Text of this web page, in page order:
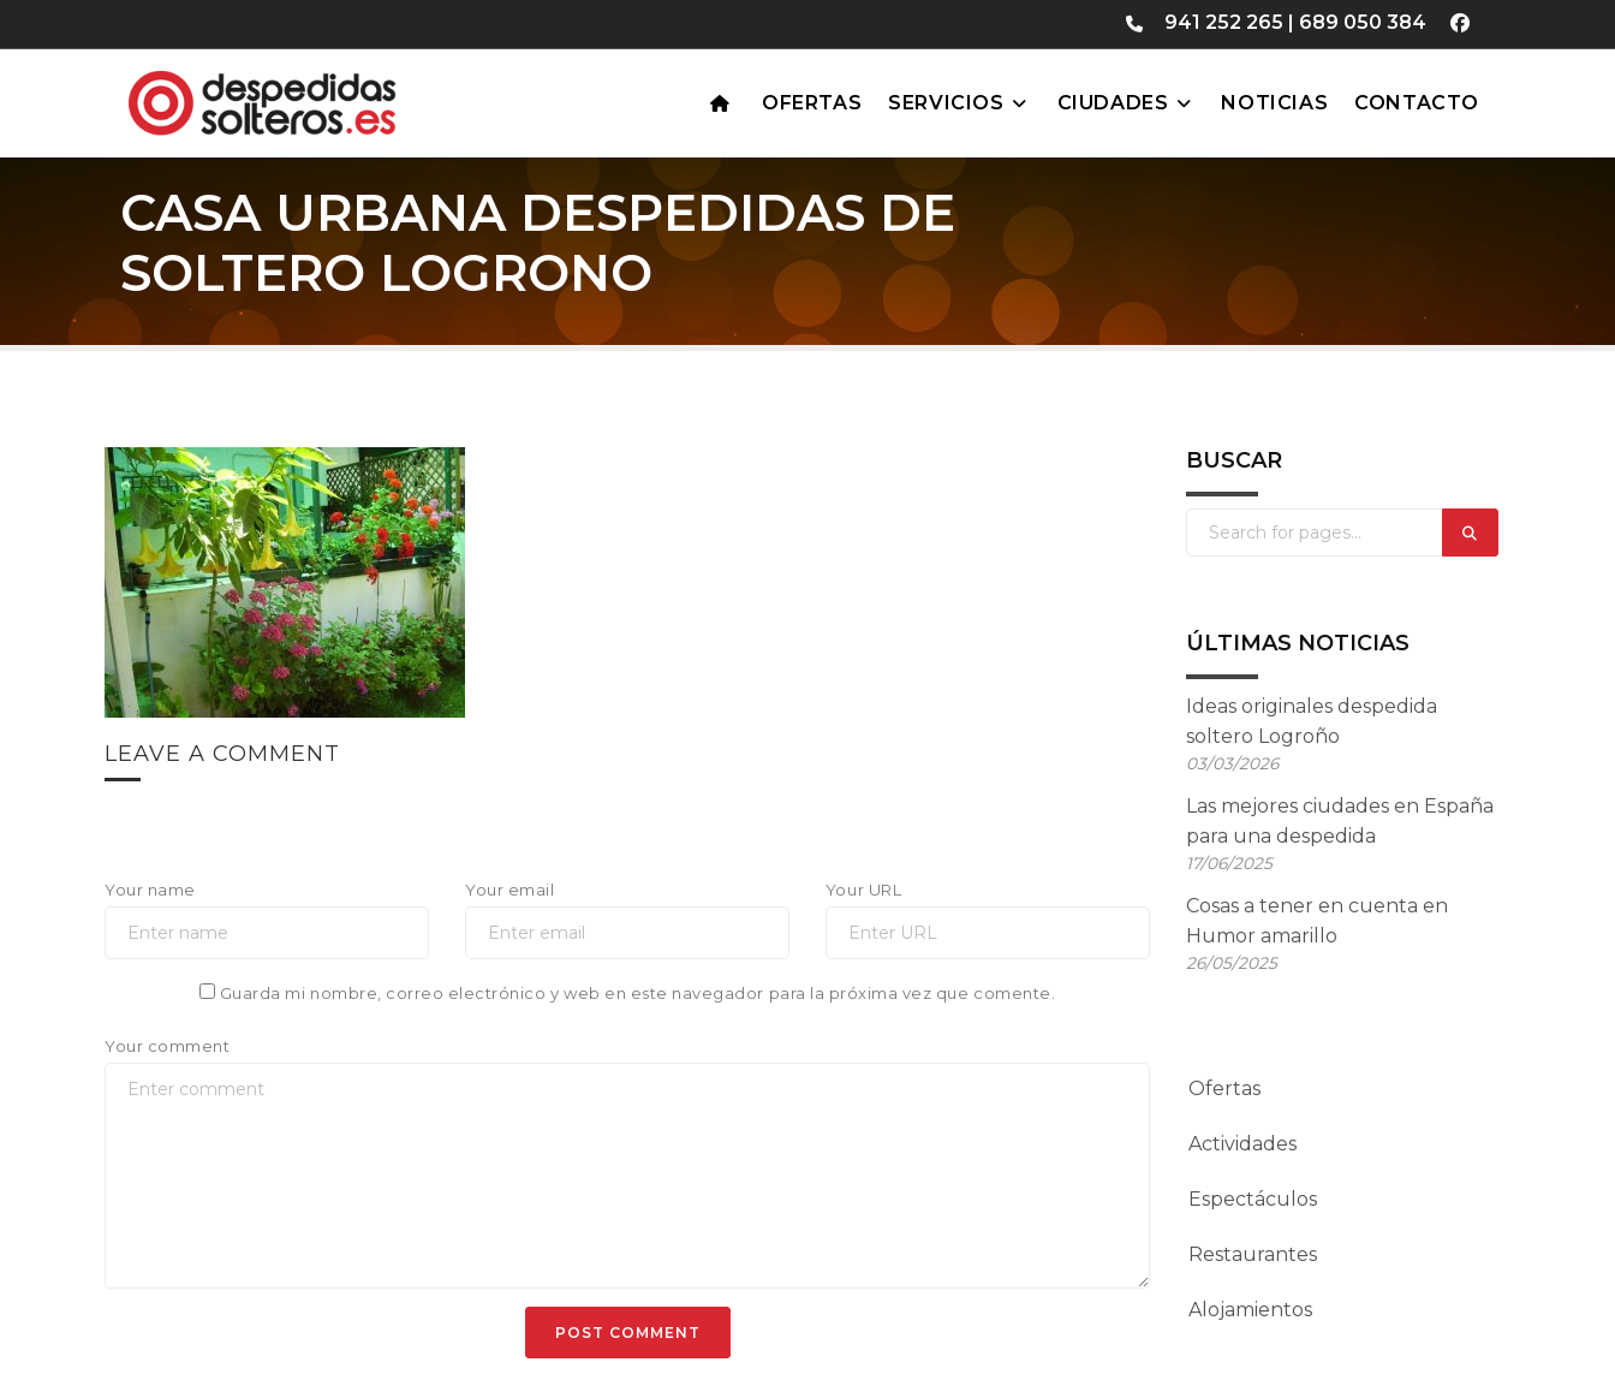
941 252 265 | 689 050 384
OFERTAS SERVICIOS CIUDADES NOTICIAS CONTACTO
CASA URBANA DESPEDIDAS DE
SOLTERO LOGRONO
LEAVE A COMMENT
Your name Your email Your URL
Guarda mi nombre, correo electrónico y web en este navegador para la próxima vez que comente.
Your comment
BUSCAR
ÚLTIMAS NOTICIAS
Ideas originales despedida
soltero Logroño
03/03/2026
Las mejores ciudades en España
para una despedida
17/06/2025
Cosas a tener en cuenta en
Humor amarillo
26/05/2025
Ofertas
Actividades
Espectáculos
Restaurantes
Alojamientos